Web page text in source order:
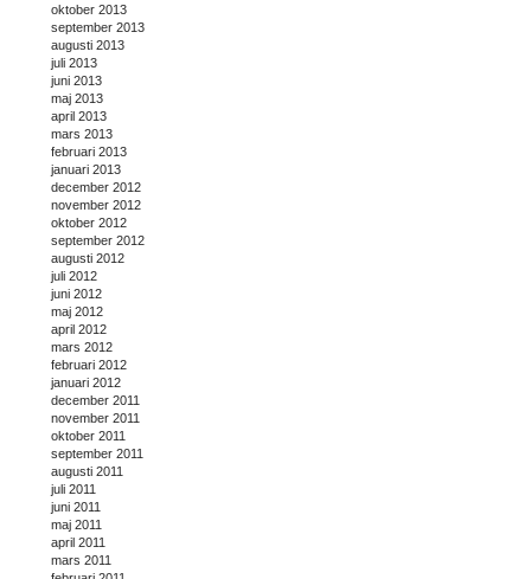
oktober 2013
september 2013
augusti 2013
juli 2013
juni 2013
maj 2013
april 2013
mars 2013
februari 2013
januari 2013
december 2012
november 2012
oktober 2012
september 2012
augusti 2012
juli 2012
juni 2012
maj 2012
april 2012
mars 2012
februari 2012
januari 2012
december 2011
november 2011
oktober 2011
september 2011
augusti 2011
juli 2011
juni 2011
maj 2011
april 2011
mars 2011